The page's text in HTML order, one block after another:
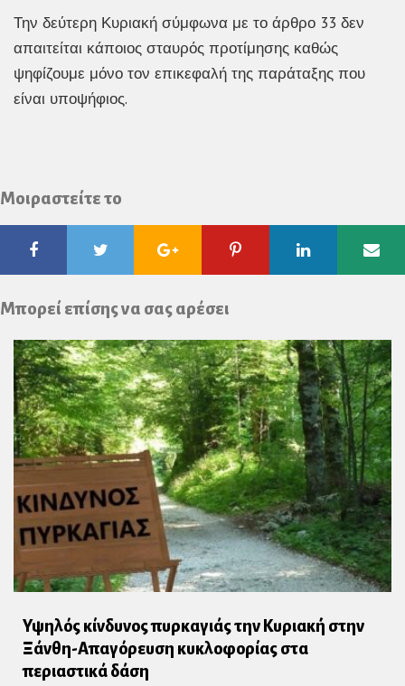
Την δεύτερη Κυριακή σύμφωνα με το άρθρο 33 δεν
απαιτείται κάποιος σταυρός προτίμησης καθώς
ψηφίζουμε μόνο τον επικεφαλή της παράταξης που
είναι υποψήφιος.
Μοιραστείτε το
FacebookTwitter Google
Plus
Pinterest Linkedin
Μπορεί επίσης να σας αρέσει
Υψηλός κίνδυνος πυρκαγιάς την Κυριακή στην
Ξάνθη-Απαγόρευση κυκλοφορίας στα
περιαστικά δάση